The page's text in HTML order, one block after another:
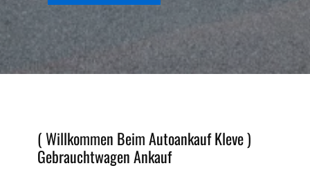
( Willkommen Beim Autoankauf Kleve )
Gebrauchtwagen Ankauf